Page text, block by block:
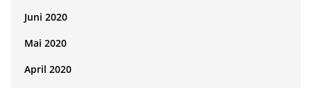
Juni 2020
Mai 2020
April 2020